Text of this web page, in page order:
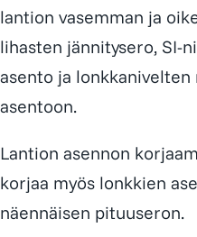
lantion vasemman ja
lihasten jännitysero, SI-
asento ja
asentoon.
Lantion asennon
korjaa myös lonkkien
näennäisen pituuseron.